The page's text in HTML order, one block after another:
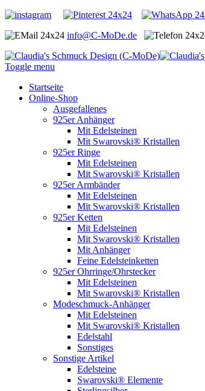
info@C-MoDe.de
Toggle menu
Startseite
Online-Shop
Ausgefallenes
925er Anhänger
Mit Edelsteinen
Mit Swarovski® Kristallen
925er Ringe
Mit Edelsteinen
Mit Swarovski® Kristallen
925er Armbänder
Mit Edelsteinen
Mit Swarovski® Kristallen
925er Ketten
Mit Edelsteinen
Mit Swarovski® Kristallen
Mit Anhänger
Feine Edelsteinketten
925er Ohrringe/Ohrstecker
Mit Edelsteinen
Mit Swarovski® Kristallen
Modeschmuck-Anhänger
Mit Edelsteinen
Mit Swarovski® Kristallen
Edelstahl
Sonstiges
Sonstige Artikel
Edelsteine
Swarovski® Elemente